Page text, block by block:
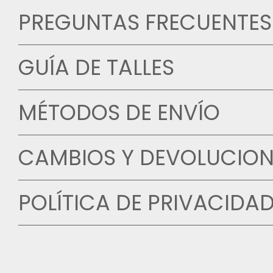
PREGUNTAS FRECUENTES
GUÍA DE TALLES
MÉTODOS DE ENVÍO
CAMBIOS Y
POLÍTICA DE